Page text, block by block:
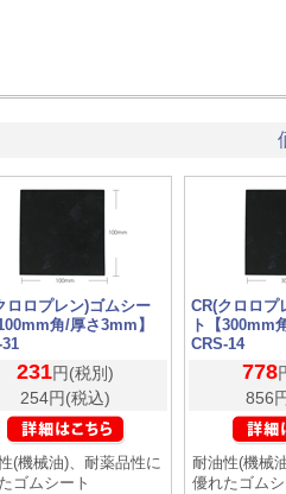
ロロプレン)ゴムシー
角/厚さ3mm】
231円(税別)
254円(税込)
(機械油)、耐薬品性に
ゴムシート
CR(クロロプ
ト【300mm
CRS-14
778
856
耐油性(機械
優れたゴムシ